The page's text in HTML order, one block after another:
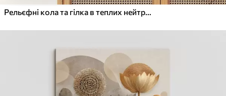
✓Яскраві, насичені кольори
Поверхня з текстурою полотна
Екологічний матеріал
Рельєфні кола та гілка в теплих нейтральних тонах